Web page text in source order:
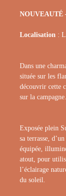
NOUVEAUTÉ
Localisation :
Dans une
située sur les
découvrir cette
sur la campagne.
Exposée plein
sa terrasse,
équipée,
atout, pour
l’éclairage
du soleil.